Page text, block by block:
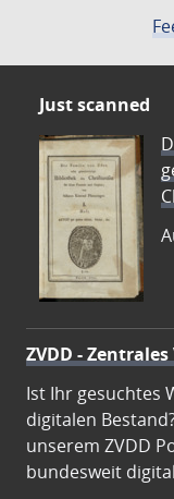
Just scanned
ZVDD -
Ist Ihr gesuchtes
digitalen
unserem ZVDD
bundesweit